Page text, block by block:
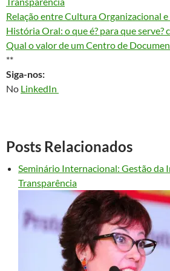
Relação entre Cultura Organizacional
História Oral: o que é? para que serve?
Qual o valor de um Centro de
**
Siga-nos:
No LinkedIn
Posts Relacionados
Seminário Internacional: Gestão da
Transparência